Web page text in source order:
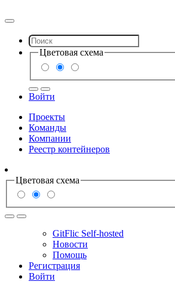
Цветовая схема
Войти
Проекты
Команды
Компании
Реестр контейнеров
Цветовая схема
GitFlic Self-hosted
Новости
Помощь
Регистрация
Войти